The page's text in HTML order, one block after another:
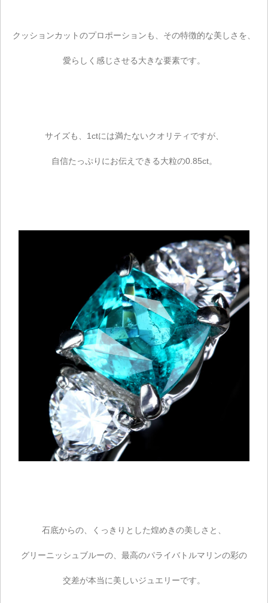
クッションカットのプロポーションも、その特徴的な美しさを、
愛らしく感じさせる大きな要素です。
サイズも、1ctには満たないクオリティですが、
自信たっぷりにお伝えできる大粒の0.85ct。
石底からの、くっきりとした煌めきの美しさと、
グリーニッシュブルーの、最高のパライバトルマリンの彩の
交差が本当に美しいジュエリーです。